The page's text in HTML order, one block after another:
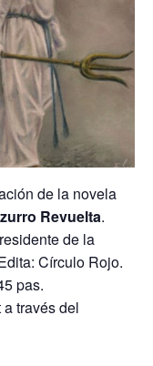
de la novela
Revuelta.
de la
Círculo Rojo.
pas.
través del